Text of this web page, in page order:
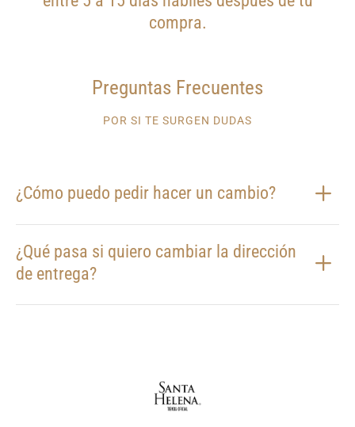
compra.
Preguntas Frecuentes
POR SI TE SURGEN DUDAS
¿Cómo puedo pedir hacer un cambio?
¿Qué pasa si quiero cambiar la dirección
de entrega?